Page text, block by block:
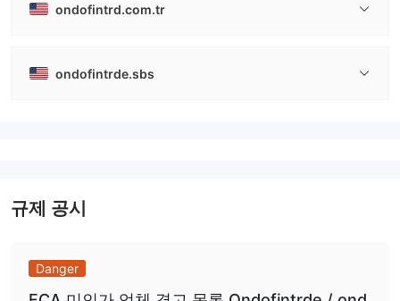
ondofintrd.com.tr
ondofintrde.sbs
규제 공시
Danger